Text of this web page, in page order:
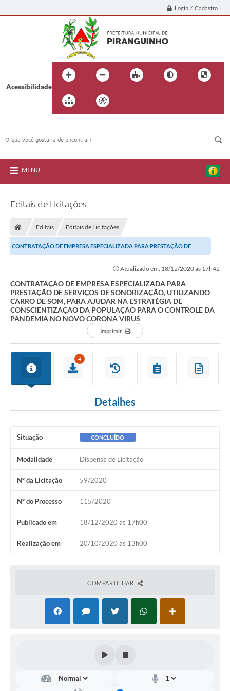
Login / Cadastro
Acessibilidade
MENU
Editais de Licitações
Editais Editais de Licitações
CONTRATAÇÃO DE EMPRESA ESPECIALIZADA PARA PRESTAÇÃO DE
Atualizado em: 18/12/2020 às 17h42
CONTRATAÇÃO DE EMPRESA ESPECIALIZADA PARA
PRESTAÇÃO DE SERVIÇOS DE SONORIZAÇÃO, UTILIZANDO
CARRO DE SOM, PARA AJUDAR NA ESTRATÉGIA DE
CONSCIENTIZAÇÃO DA POPULAÇÃO PARA O CONTROLE DA
PANDEMIA NO NOVO CORONA VIRUS
Imprimir
4
Detalhes
Situação CONCLUÍDO
Modalidade Dispensa de Licitação
Nº da Licitação 59/2020
Nº do Processo 115/2020
Publicado em 18/12/2020 às 17h00
Realização em 20/10/2020 às 13h00
COMPARTILHAR